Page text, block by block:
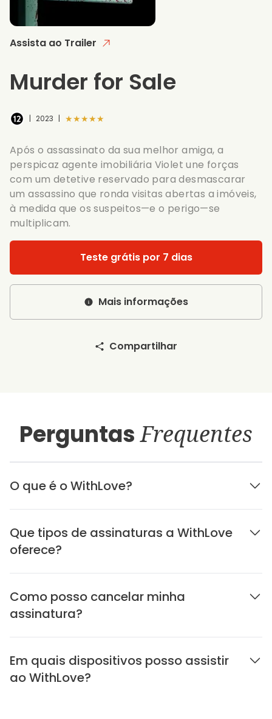
Assista ao Trailer
Murder for Sale
| 2023 | ★★★★★
Após o assassinato da sua melhor amiga, a
perspicaz agente imobiliária Violet une forças
com um detetive reservado para desmascarar
um assassino que ronda visitas abertas a imóveis,
à medida que os suspeitos—e o perigo—se
multiplicam.
Teste grátis por 7 dias
Mais informações
Compartilhar
PerguntasFrequentes
O que é o WithLove?
Que tipos de assinaturas a WithLove
oferece?
Como posso cancelar minha
assinatura?
Em quais dispositivos posso assistir
ao WithLove?